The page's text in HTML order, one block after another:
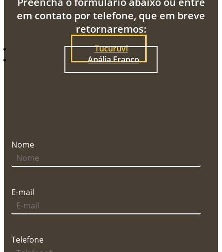
em contato por telefone, que em breve
retornaremos:
Tucuruvi
Anália Franco
Nome
E-mail
Telefone